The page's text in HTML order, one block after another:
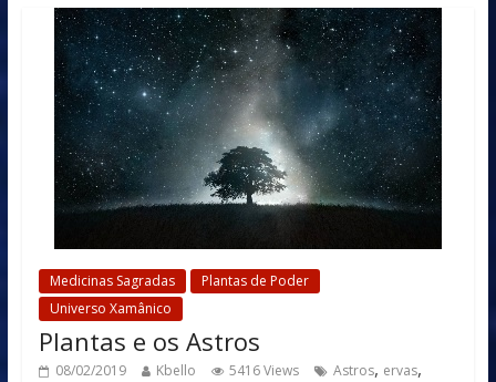
Medicinas Sagradas
Plantas de Poder
Universo Xamânico
Plantas e os Astros
08/02/2019 Kbello 5416 Views Astros, ervas,